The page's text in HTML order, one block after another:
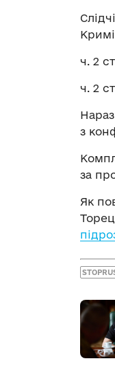
⁠ч. 2
⁠ч. 2
з
за
Як